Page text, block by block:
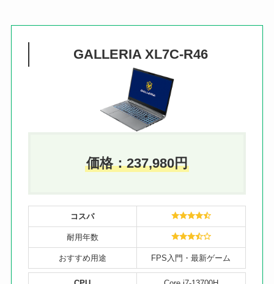
GALLERIA XL7C-R46
価格：237,980円
コスパ
耐用年数
おすすめ用途 FPS入門・最新ゲーム